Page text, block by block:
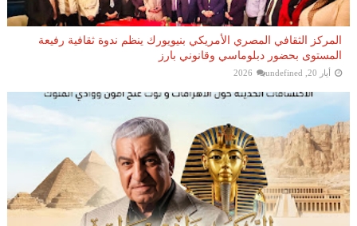
المركز الثقافي المصري الأمريكي بنيويورك ينظم ندوة ثقافية رفيعة
المستوى بحضور دبلوماسي وقانوني بارز
أيار 20, 2026 undefined